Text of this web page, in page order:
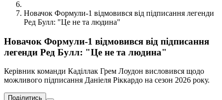
Новачок Формули-1 відмовився від підписання легенди
Ред Булл: "Це не та людина"
Новачок Формули-1 відмовився від підписання
легенди Ред Булл: "Це не та людина"
Керівник команди Каділлак Грем Лоудон висловився щодо
можливого підписання Даніеля Ріккардо на сезон 2026 року.
Поділитись